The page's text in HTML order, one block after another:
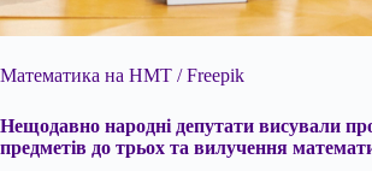
Математика на НМТ / Freepik
Нещодавно народні депутати висували
предметів до трьох та вилучення